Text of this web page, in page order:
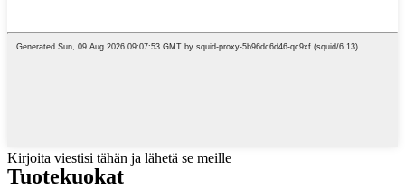
Kirjoita viestisi tähän ja lähetä se meille
Tuotekuokat